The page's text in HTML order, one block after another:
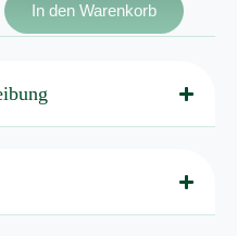
In den Warenkorb